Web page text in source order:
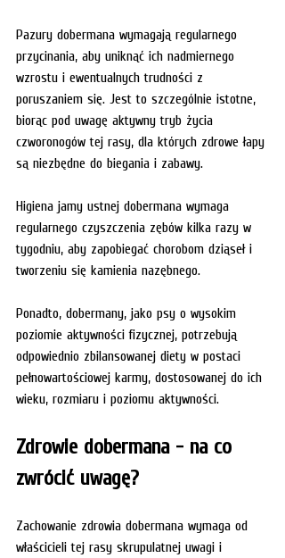
Pazury dobermana wymagają regularnego
przycinania, aby uniknąć ich nadmiernego
wzrostu i ewentualnych trudności z
poruszaniem się. Jest to szczególnie istotne,
biorąc pod uwagę aktywny tryb życia
czworonogów tej rasy, dla których zdrowe łapy
są niezbędne do biegania i zabawy.
Higiena jamy ustnej dobermana wymaga
regularnego czyszczenia zębów kilka razy w
tygodniu, aby zapobiegać chorobom dziąseł i
tworzeniu się kamienia nazębnego.
Ponadto, dobermany, jako psy o wysokim
poziomie aktywności fizycznej, potrzebują
odpowiednio zbilansowanej diety w postaci
pełnowartościowej karmy, dostosowanej do ich
wieku, rozmiaru i poziomu aktywności.
Zdrowie dobermana - na co
zwrócić uwagę?
Zachowanie zdrowia dobermana wymaga od
właścicieli tej rasy skrupulatnej uwagi i